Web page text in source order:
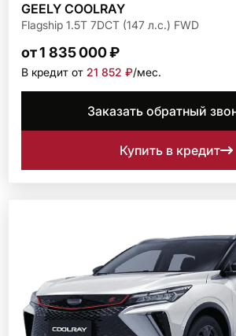
GEELY COOLRAY
Flagship 1.5T 7DCT (147 л.с.) FWD
от 1 835 000 ₽
В кредит от 21 852 ₽/мec.
Заказать обратный
Купить в кредит